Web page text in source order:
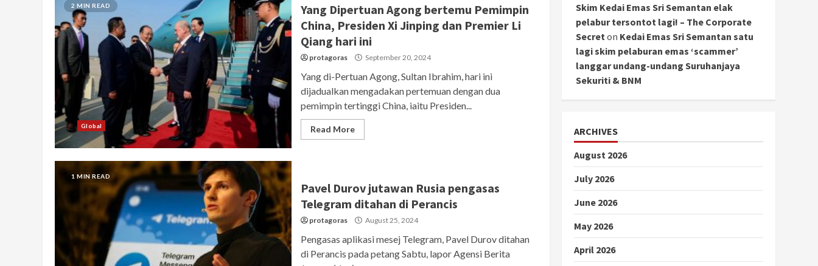
2 MIN READ
Global
Yang Dipertuan Agong bertemu Pemimpin
China, Presiden Xi Jinping dan Premier Li
Qiang hari ini
protagoras September 20, 2024
Yang di-Pertuan Agong, Sultan Ibrahim, hari ini
dijadualkan mengadakan pertemuan dengan dua
pemimpin tertinggi China, iaitu Presiden...
Read More
1 MIN READ
Pavel Durov jutawan Rusia pengasas
Telegram ditahan di Perancis
protagoras August 25, 2024
Pengasas aplikasi mesej Telegram, Pavel Durov ditahan
di Perancis pada petang Sabtu, lapor Agensi Berita
Skim Kedai Emas Sri Semantan elak
pelabur tersontot lagi! – The Corporate
Secret on Kedai Emas Sri Semantan satu
lagi skim pelaburan emas ‘scammer’
langgar undang-undang Suruhanjaya
Sekuriti & BNM
ARCHIVES
August 2026
July 2026
June 2026
May 2026
April 2026